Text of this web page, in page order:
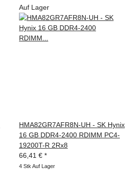
Auf Lager
HMA82GR7AFR8N-UH - SK Hynix
16 GB DDR4-2400 RDIMM PC4-
19200T-R 2Rx8
66,41 € *
4 Stk Auf Lager